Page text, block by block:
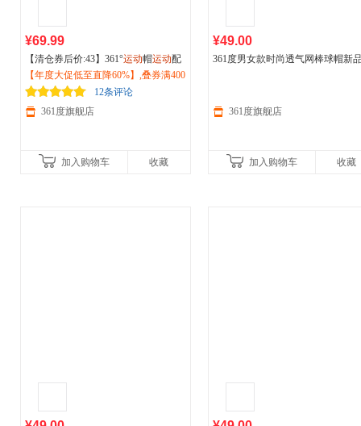
¥69.99
【清仓券后价:43】361°运动帽运动配
件2026春季新款棒球帽配件男女同款
鸭舌帽512612003
【年度大促低至直降60%】,叠券满400
减150/600减230,立即抢购！
12条评论
361度旗舰店
加入购物车 收藏
¥49.00
361度男女款时尚透气网棒球帽新
361度旗舰店
加入购物车 收藏